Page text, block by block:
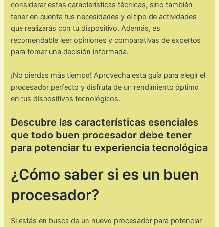
considerar estas características técnicas, sino también
tener en cuenta tus necesidades y el tipo de actividades
que realizarás con tu dispositivo. Además, es
recomendable leer opiniones y comparativas de expertos
para tomar una decisión informada.
¡No pierdas más tiempo! Aprovecha esta guía para elegir el
procesador perfecto y disfruta de un rendimiento óptimo
en tus dispositivos tecnológicos.
Descubre las características esenciales
que todo buen procesador debe tener
para potenciar tu experiencia tecnológica
¿Cómo saber si es un buen
procesador?
Si estás en busca de un nuevo procesador para potenciar